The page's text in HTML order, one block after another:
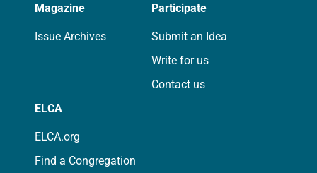
Magazine
Issue Archives
Participate
Submit an Idea
Write for us
Contact us
ELCA
ELCA.org
Find a Congregation